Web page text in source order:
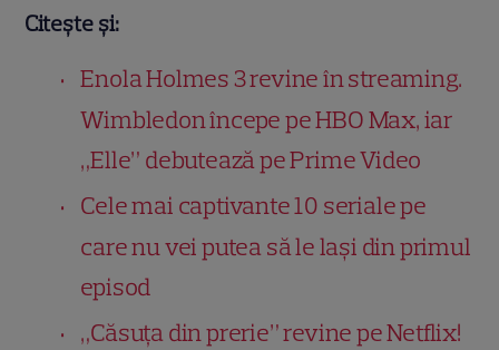
Citește și:
Enola Holmes 3 revine în streaming.
Wimbledon începe pe HBO Max, iar
„Elle” debutează pe Prime Video
Cele mai captivante 10 seriale pe
care nu vei putea să le lași din primul
episod
„Căsuța din prerie” revine pe Netflix!